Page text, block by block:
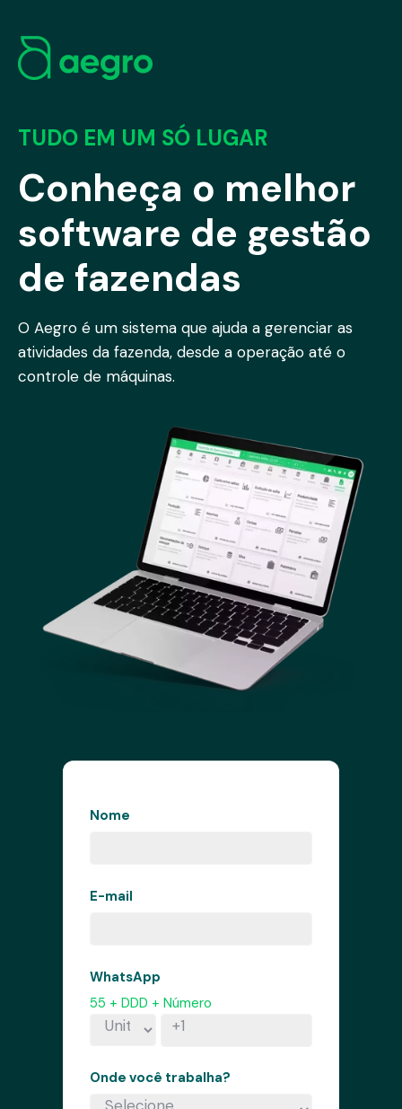
TUDO EM UM SÓ LUGAR
Conheça o melhor
software de gestão
de fazendas
O Aegro é um sistema que ajuda a gerenciar as
atividades da fazenda, desde a operação até o
controle de máquinas.
Nome
E-mail
WhatsApp
55 + DDD + Número
Onde você trabalha?